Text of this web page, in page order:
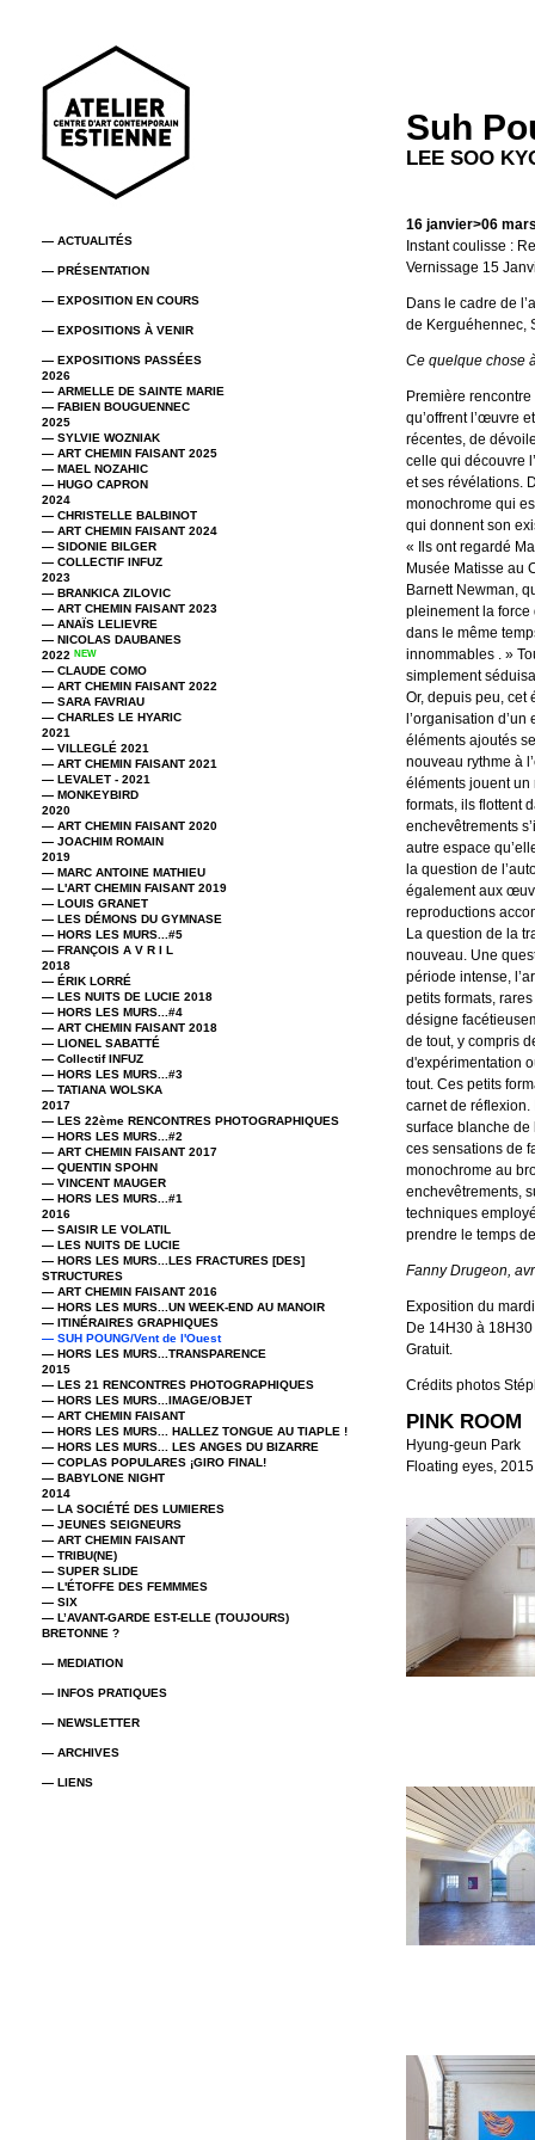
— ACTUALITÉS
— PRÉSENTATION
— EXPOSITION EN COURS
— EXPOSITIONS À VENIR
— EXPOSITIONS PASSÉES
2026
— ARMELLE DE SAINTE MARIE
— FABIEN BOUGUENNEC
2025
— SYLVIE WOZNIAK
— ART CHEMIN FAISANT 2025
— MAEL NOZAHIC
— HUGO CAPRON
2024
— CHRISTELLE BALBINOT
— ART CHEMIN FAISANT 2024
— SIDONIE BILGER
— COLLECTIF INFUZ
2023
— BRANKICA ZILOVIC
— ART CHEMIN FAISANT 2023
— ANAÏS LELIEVRE
— NICOLAS DAUBANES
2022 NEW
— CLAUDE COMO
— ART CHEMIN FAISANT 2022
— SARA FAVRIAU
— CHARLES LE HYARIC
2021
— VILLEGLÉ 2021
— ART CHEMIN FAISANT 2021
— LEVALET - 2021
— MONKEYBIRD
2020
— ART CHEMIN FAISANT 2020
— JOACHIM ROMAIN
2019
— MARC ANTOINE MATHIEU
— L'ART CHEMIN FAISANT 2019
— LOUIS GRANET
— LES DÉMONS DU GYMNASE
— HORS LES MURS...#5
— FRANÇOIS A V R I L
2018
— ÉRIK LORRÉ
— LES NUITS DE LUCIE 2018
— HORS LES MURS...#4
— ART CHEMIN FAISANT 2018
— LIONEL SABATTÉ
— Collectif INFUZ
— HORS LES MURS...#3
— TATIANA WOLSKA
2017
— LES 22ème RENCONTRES PHOTOGRAPHIQUES
— HORS LES MURS...#2
— ART CHEMIN FAISANT 2017
— QUENTIN SPOHN
— VINCENT MAUGER
— HORS LES MURS...#1
2016
— SAISIR LE VOLATIL
— LES NUITS DE LUCIE
— HORS LES MURS...LES FRACTURES [DES]
STRUCTURES
— ART CHEMIN FAISANT 2016
— HORS LES MURS...UN WEEK-END AU MANOIR
— ITINÉRAIRES GRAPHIQUES
— SUH POUNG/Vent de l'Ouest
— HORS LES MURS...TRANSPARENCE
2015
— LES 21 RENCONTRES PHOTOGRAPHIQUES
— HORS LES MURS...IMAGE/OBJET
— ART CHEMIN FAISANT
— HORS LES MURS... HALLEZ TONGUE AU TIAPLE !
— HORS LES MURS... LES ANGES DU BIZARRE
— COPLAS POPULARES ¡GIRO FINAL!
— BABYLONE NIGHT
2014
— LA SOCIÉTÉ DES LUMIERES
— JEUNES SEIGNEURS
— ART CHEMIN FAISANT
— TRIBU(NE)
— SUPER SLIDE
— L'ÉTOFFE DES FEMMMES
— SIX
— L’AVANT-GARDE EST-ELLE (TOUJOURS)
BRETONNE ?
— MEDIATION
— INFOS PRATIQUES
— NEWSLETTER
— ARCHIVES
— LIENS
Suh
LEE SOO
16 janvier>06
Instant coulisse :
Vernissage 15
Dans le cadre de
de Kerguéhennec,
Ce quelque chose
Première
qu’offrent l’œuvre
récentes, de
celle qui découvre
et ses révélations.
monochrome qui
qui donnent son
« Ils ont regardé
Musée Matisse au
Barnett Newman,
pleinement la force
dans le même
innommables . »
simplement
Or, depuis peu, cet
l’organisation
éléments ajoutés
nouveau rythme à
éléments jouent un
formats, ils flottent
enchevêtrements
autre espace
la question de
également aux
reproductions
La question de la
nouveau. Une
période intense,
petits formats,
désigne
de tout, y compris
d'expérimentation
tout. Ces petits
carnet de réflexion.
surface blanche
ces sensations de
monochrome au
enchevêtrements,
techniques
prendre le temps
Fanny Drugeon,
Exposition du
De 14H30 à 18H30
Gratuit.
Crédits photos
PINK ROOM
Hyung-geun Park
Floating eyes, 2015